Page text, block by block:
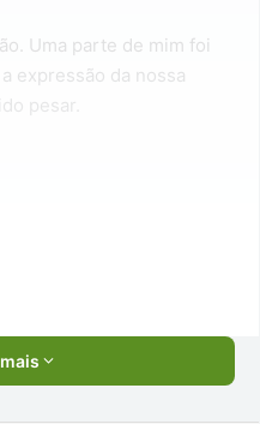
Uma parte de mim foi
expressão da nossa
pesar.